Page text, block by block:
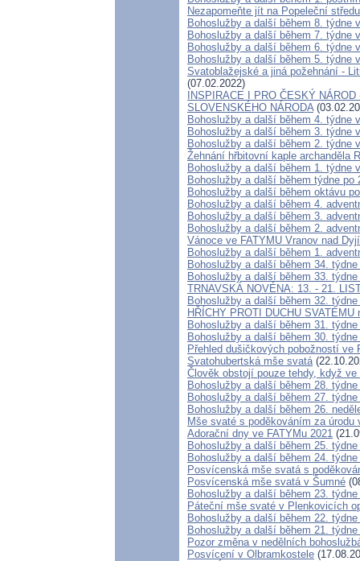
Nezapomeňte jít na Popeleční
Bohoslužby a další během 8. týdne
Bohoslužby a další během 7. týdne
Bohoslužby a další během 6. týdne
Bohoslužby a další během 5. týdne
Svatoblažejské a jiná požehnání -
(07.02.2022)
INSPIRACE I PRO ČESKÝ
SLOVENSKÉHO NÁRODA
Bohoslužby a další během 4. týdne
Bohoslužby a další během 3. týdne
Bohoslužby a další během 2. týdne
Žehnání hřbitovní kaple archanděla
Bohoslužby a další během 1. týdne
Bohoslužby a další během týdne po
Bohoslužby a další během oktávu
Bohoslužby a další během 4.
Bohoslužby a další během 3.
Bohoslužby a další během 2.
Vánoce ve FATYMU Vranov nad
Bohoslužby a další během 1.
Bohoslužby a další během 34.
Bohoslužby a další během 33.
TRNAVSKÁ NOVÉNA: 13. - 21.
Bohoslužby a další během 32.
HŘÍCHY PROTI DUCHU
Bohoslužby a další během 31.
Bohoslužby a další během 30.
Přehled dušičkových pobožností ve
Svatohubertská mše svatá
Člověk obstojí pouze tehdy, když
Bohoslužby a další během 28.
Bohoslužby a další během 27.
Bohoslužby a další během 26.
Mše svaté s poděkováním za
Adorační dny ve FATYMu 2021
Bohoslužby a další během 25.
Bohoslužby a další během 24.
Posvícenská mše svatá s
Posvícenská mše svatá v Šumné
Bohoslužby a další během 23.
Páteční mše svaté v Plenkovicích
Bohoslužby a další během 22.
Bohoslužby a další během 21.
Pozor změna v nedělních
Posvícení v Olbramkostele